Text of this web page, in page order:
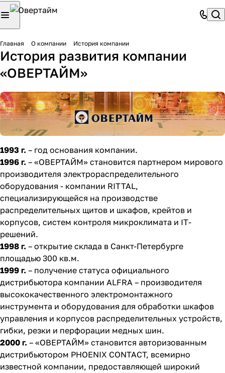
Главная О компании История компании
История развития компании
«ОВЕРТАЙМ»
1993 г. – год основания компании.
1996 г. – «ОВЕРТАЙМ» становится партнером мирового
производителя электрораспределительного
оборудования - компании RITTAL,
специализирующейся на производстве
распределительных щитов и шкафов, крейтов и
корпусов, систем контроля микроклимата и IT-
решений.
1998 г. – открытие склада в Санкт-Петербурге
площадью 300 кв.м.
1999 г. – получение статуса официального
дистрибьютора компании ALFRA – производителя
высококачественного электромонтажного
инструмента и оборудования для обработки шкафов
управления и корпусов распределительных устройств,
гибки, резки и перфорации медных шин.
2000 г. – «ОВЕРТАЙМ» становится авторизованным
дистрибьютором PHOENIX CONTACT, всемирно
известной компании, предоставляющей широкий